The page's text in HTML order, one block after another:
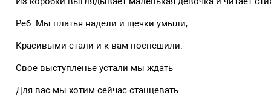
Реб. Мы платья надели и щечки умыли,
Красивыми стали и к вам поспешили.
Свое выступленье устали мы ждать
Для вас мы хотим сейчас станцевать.